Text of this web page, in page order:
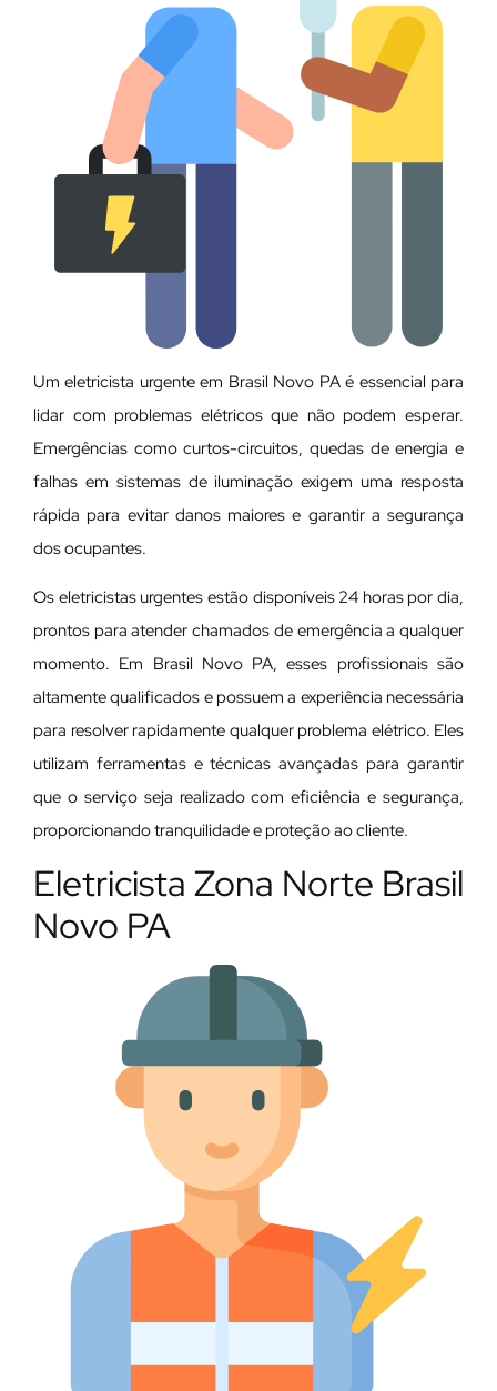
Um eletricista urgente em Brasil Novo PA é essencial para
lidar com problemas elétricos que não podem esperar.
Emergências como curtos-circuitos, quedas de energia e
falhas em sistemas de iluminação exigem uma resposta
rápida para evitar danos maiores e garantir a segurança
dos ocupantes.
Os eletricistas urgentes estão disponíveis 24 horas por dia,
prontos para atender chamados de emergência a qualquer
momento. Em Brasil Novo PA, esses profissionais são
altamente qualificados e possuem a experiência necessária
para resolver rapidamente qualquer problema elétrico. Eles
utilizam ferramentas e técnicas avançadas para garantir
que o serviço seja realizado com eficiência e segurança,
proporcionando tranquilidade e proteção ao cliente.
Eletricista Zona Norte Brasil
Novo PA